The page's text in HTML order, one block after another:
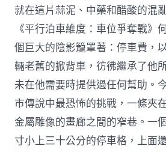
就在這片蒜泥、中藥和醋酸的混
《平行泊車維度：車位爭奪戰》
個巨大的陰影籠罩著：停車費，
輛老舊的掀背車，彷彿繼承了他
未在他需要時提供過任何幫助。
市傳說中最恐怖的挑戰，一條夾
金屬雕像的畫廊之間的窄巷。一
寸小上三十公分的停車格，上面